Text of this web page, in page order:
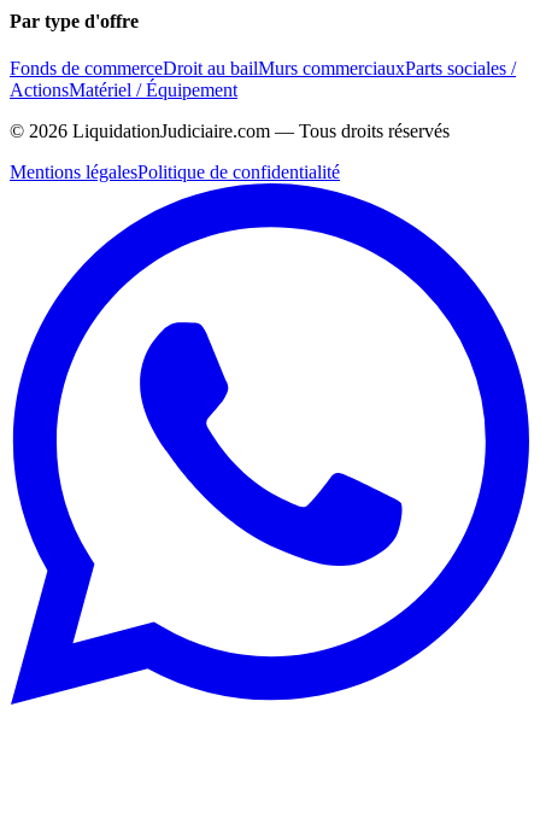
Par type d'offre
Fonds de commerceDroit au bailMurs commerciauxParts sociales /
ActionsMatériel / Équipement
© 2026 LiquidationJudiciaire.com — Tous droits réservés
Mentions légalesPolitique de confidentialité